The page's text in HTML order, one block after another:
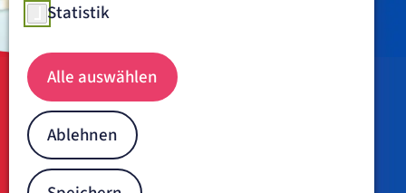
Rückenschmerzen
Navigationspfad
KRANKENHAUS DÜREN
BEHANDLUNG
ANÄSTHESIOLOGIE, INTENSIVMEDIZIN, NOTFALLMEDIZIN UND
SCHMERZTHERAPIE
ZENTRUM FÜR SCHMERZMEDIZIN
Behandlung von
Statistik
Alle auswählen
Ablehnen